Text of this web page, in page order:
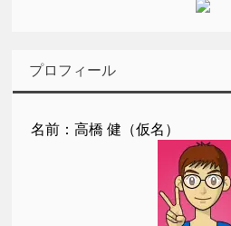
プロフィール
名前：高橋 健（仮名）